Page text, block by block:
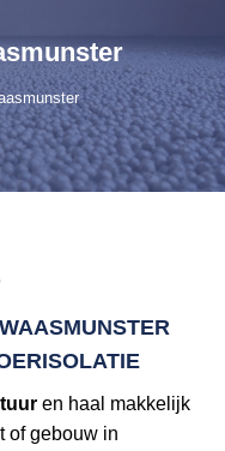
en haal makkelijk
of gebouw in